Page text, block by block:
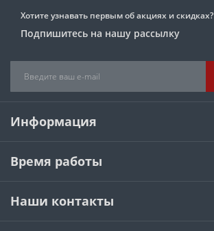
Хотите узнавать первым об акциях и скидках?
Подпишитесь на нашу рассылку
Информация
Время работы
Наши контакты